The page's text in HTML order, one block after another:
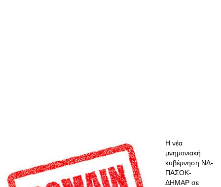
Η νέα
μνημονιακή
κυβέρνηση ΝΔ-
ΠΑΣΟΚ-
ΔΗΜΑΡ σε